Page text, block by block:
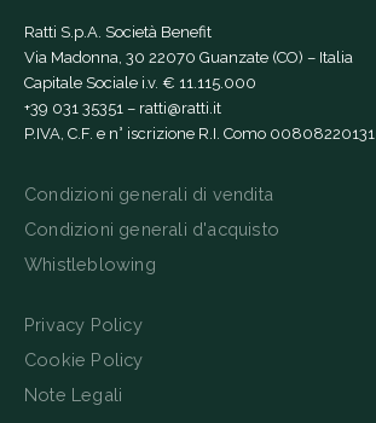
Ratti S.p.A. Società Benefit
Via Madonna, 30 22070 Guanzate (CO) – Italia
Capitale Sociale i.v. € 11.115.000
+39 031 35351 – ratti@ratti.it
P.IVA, C.F. e n° iscrizione R.I. Como 00808220131
Condizioni generali di vendita
Condizioni generali d'acquisto
Whistleblowing
Privacy Policy
Cookie Policy
Note Legali